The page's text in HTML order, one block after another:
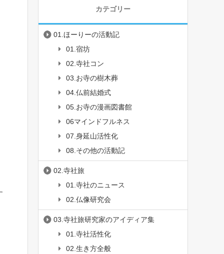
カテゴリー
01.ほーりーの活動記
01.宿坊
02.寺社コン
03.お寺の樹木葬
04.仏前結婚式
05.お寺の漫画図書館
06マインドフルネス
07.身延山活性化
08.その他の活動記
02.寺社旅
01.寺社のニュース
02.仏像研究会
03.寺社旅研究家のアイディア集
01.寺社活性化
02.生き方全般